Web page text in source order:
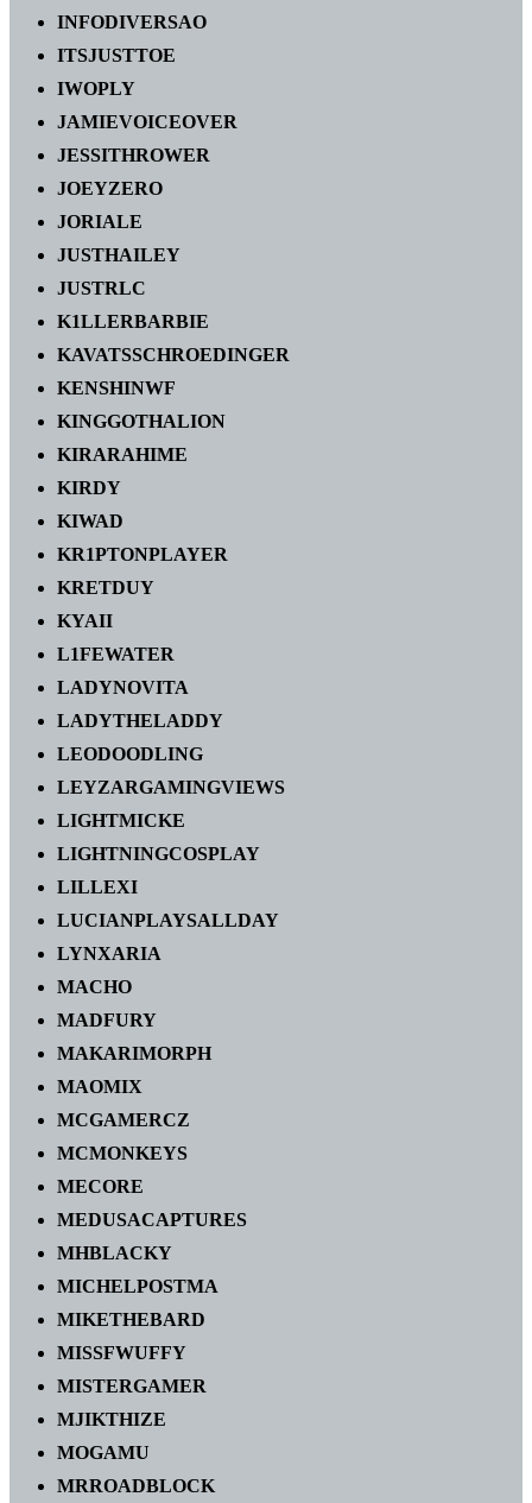
INFODIVERSAO
ITSJUSTTOE
IWOPLY
JAMIEVOICEOVER
JESSITHROWER
JOEYZERO
JORIALE
JUSTHAILEY
JUSTRLC
K1LLERBARBIE
KAVATSSCHROEDINGER
KENSHINWF
KINGGOTHALION
KIRARAHIME
KIRDY
KIWAD
KR1PTONPLAYER
KRETDUY
KYAII
L1FEWATER
LADYNOVITA
LADYTHELADDY
LEODOODLING
LEYZARGAMINGVIEWS
LIGHTMICKE
LIGHTNINGCOSPLAY
LILLEXI
LUCIANPLAYSALLDAY
LYNXARIA
MACHO
MADFURY
MAKARIMORPH
MAOMIX
MCGAMERCZ
MCMONKEYS
MECORE
MEDUSACAPTURES
MHBLACKY
MICHELPOSTMA
MIKETHEBARD
MISSFWUFFY
MISTERGAMER
MJIKTHIZE
MOGAMU
MRROADBLOCK